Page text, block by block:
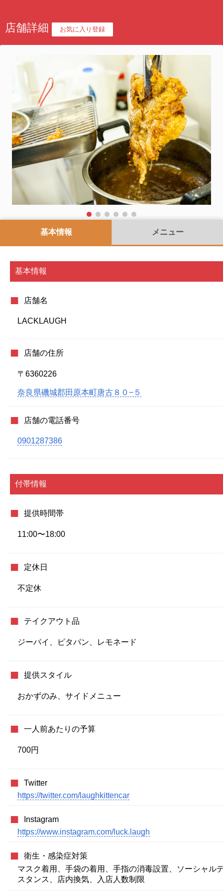
店舗詳細 お気に入り登録
基本情報 メニュー
基本情報
店舗名
LACKLAUGH
店舗の住所
〒6360226
奈良県磯城郡田原本町唐古８０−５
店舗の電話番号
0901287386
付帯情報
提供時間帯
11:00〜18:00
定休日
不定休
テイクアウト品
ジーパイ、ピタパン、レモネード
提供スタイル
おかずのみ、サイドメニュー
一人前あたりの予算
700円
Twitter
https://twitter.com/laughkittencar
Instagram
https://www.instagram.com/luck.laugh
衛生・感染症対策
マスク着用、手袋の着用、手指の消毒設置、ソーシャル
スタンス、店内換気、入店人数制限